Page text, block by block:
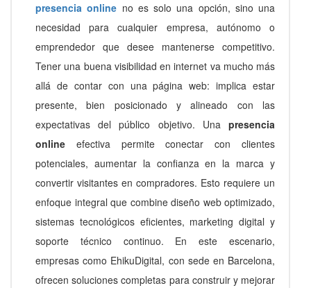
presencia online no es solo una opción, sino una
necesidad para cualquier empresa, autónomo o
emprendedor que desee mantenerse competitivo.
Tener una buena visibilidad en internet va mucho más
allá de contar con una página web: implica estar
presente, bien posicionado y alineado con las
expectativas del público objetivo. Una presencia
online efectiva permite conectar con clientes
potenciales, aumentar la confianza en la marca y
convertir visitantes en compradores. Esto requiere un
enfoque integral que combine diseño web optimizado,
sistemas tecnológicos eficientes, marketing digital y
soporte técnico continuo. En este escenario,
empresas como EhikuDigital, con sede en Barcelona,
ofrecen soluciones completas para construir y mejorar